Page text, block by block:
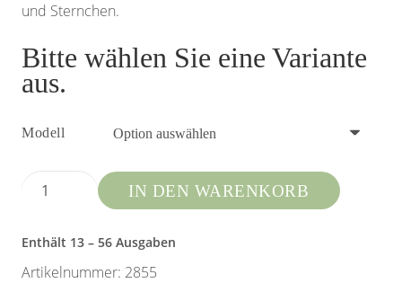
und Sternchen.
Bitte wählen Sie eine Variante
aus.
Modell
Gala
IN DEN WARENKORB
Enthält 13 – 56 Ausgaben
Artikelnummer: 2855